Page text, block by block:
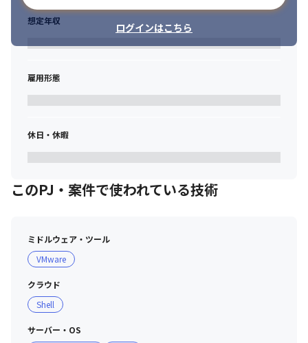
ログインはこちら
想定年収
雇用形態
休日・休暇
このPJ・案件で使われている技術
ミドルウェア・ツール
VMware
クラウド
Shell
サーバー・OS